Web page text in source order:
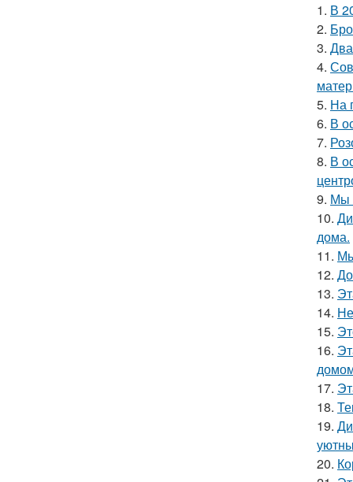
1. В
2.
3.
4.
5. На
6. В
7.
8. В
9. Мы
10.
дома.
11.
12.
13.
14.
15.
16.
17.
18.
19.
20.